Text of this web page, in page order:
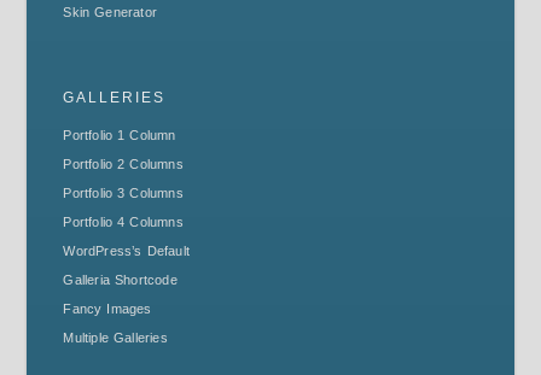
Skin Generator
GALLERIES
Portfolio 1 Column
Portfolio 2 Columns
Portfolio 3 Columns
Portfolio 4 Columns
WordPress’s Default
Galleria Shortcode
Fancy Images
Multiple Galleries